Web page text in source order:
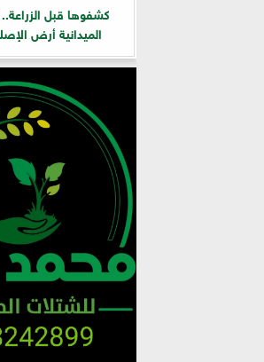
كشفوها قبل
الميدانية أرض